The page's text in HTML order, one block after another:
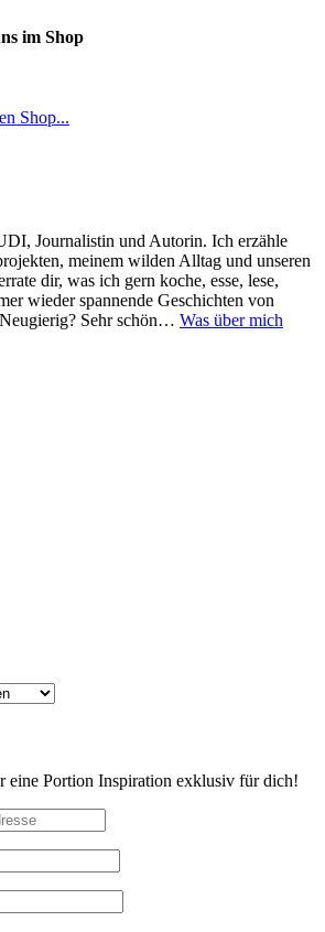
im Shop
Shop...
Journalistin und Autorin. Ich erzähle
meinem wilden Alltag und unseren
dir, was ich gern koche, esse, lese,
wieder spannende Geschichten von
Sehr schön… Was über mich
eine Portion Inspiration exklusiv für dich!